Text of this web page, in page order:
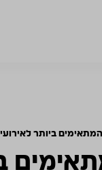
המתאימים ביותר